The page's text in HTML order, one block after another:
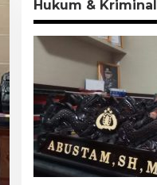
Hukum & Kriminal